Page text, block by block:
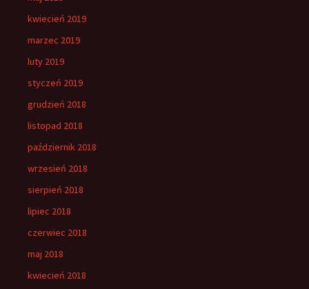
kwiecień 2019
marzec 2019
luty 2019
styczeń 2019
grudzień 2018
listopad 2018
październik 2018
wrzesień 2018
sierpień 2018
lipiec 2018
czerwiec 2018
maj 2018
kwiecień 2018